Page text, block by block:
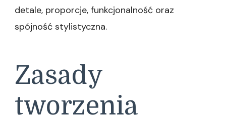
detale, proporcje, funkcjonalność oraz
spójność stylistyczna.
Zasady
tworzenia